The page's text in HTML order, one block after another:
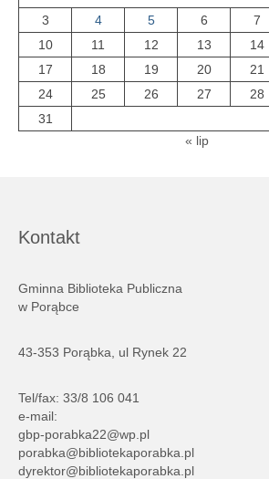
3
4 5 6 7
10
11 12 13 14
17
18 19 20 21
24
25 26 27 28
31
« lip
Kontakt
Gminna Biblioteka Publiczna
w Porąbce
43-353 Porąbka, ul Rynek 22
Tel/fax: 33/8 106 041
e-mail:
gbp-porabka22@wp.pl
porabka@bibliotekaporabka.pl
dyrektor@bibliotekaporabka.pl